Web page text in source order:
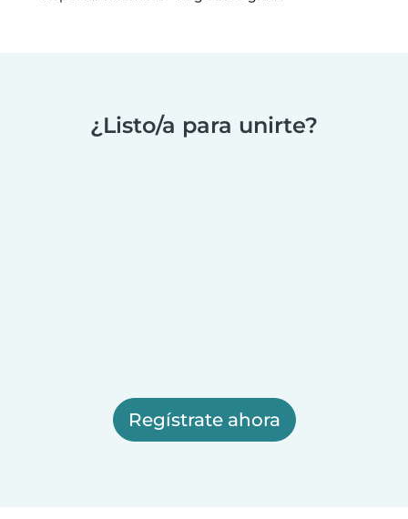
¿Listo/a para unirte?
Regístrate ahora